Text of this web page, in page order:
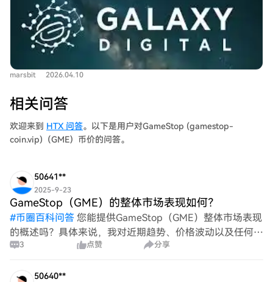
公司链上股东投票，标志着代币化股票从“数字借条”进化成
具备完整股东权利的“真股权”。 传统代币化股票缺乏投票
权等核心权益，难以吸引机构投资者。Galaxy与
Broadridge合作，基于Avalanche区块链搭建投票平台，使
投资者可直接通过数字钱包参与投票，解决传统代理投票系
统的不透明与低效问题。该平台具备钱包直投、多链审计和
统一接口三大特点，每月处理代币化资产达8万亿美元。 链
上投票将公司治理推向“透明直播”，增强小股东话语权，但
国际货币基金组织警告可能加速金融风险传导。尽管纳斯达
克、纽交所等机构已布局代币化证券交易，全面推广仍面临
与公司治理，但需在拥抱新技术的同时警惕相关风险。
marsbit 2026.04.10
相关问答
欢迎来到 HTX 问答。以下是用户对GameStop (gamestop-
coin.vip)（GME）币价的问答。
50641**
2025-9-23
GameStop（GME）的整体市场表现如何？
#币圈百科问答 您能提供GameStop（GME）整体市场表现
的概述吗？具体来说，我对近期趋势、价格波动以及任何影
响其股票价值的重要事件感兴趣。此外，关于投资者情绪和
3 点赞 分享
50640**